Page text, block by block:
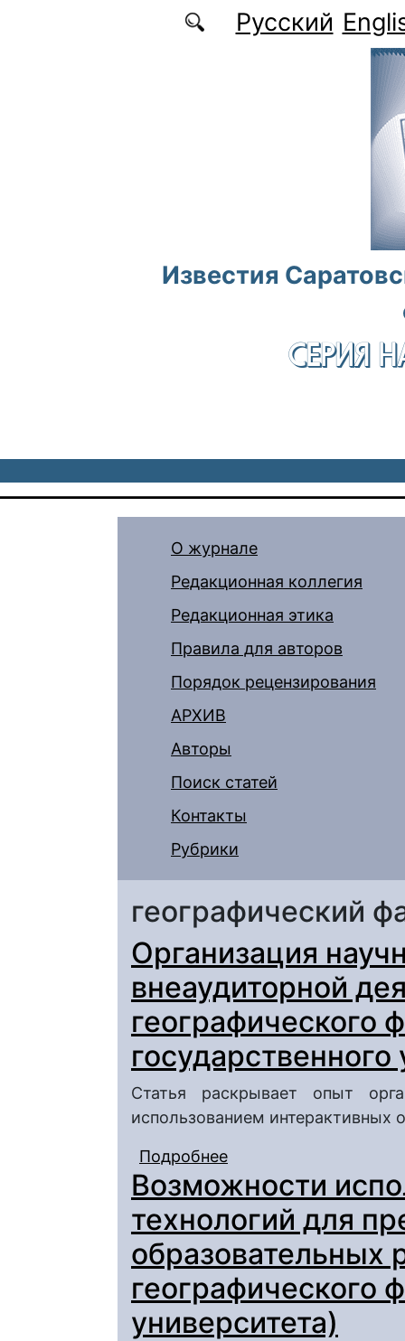
Перейти к основному содержаниюРусский
Известия
СЕРИЯ
О журнале
Редакционная коллегия
Редакционная этика
Правила для авторов
Порядок рецензирования
АРХИВ
Авторы
Поиск статей
Контакты
Рубрики
географический
Организация
внеаудиторной
географического
государственного
Статья раскрывает опыт
использованием интерактивных
Подробнее
(на примере
государственного
Возможности
технологий для
образовательных
географического
университета)